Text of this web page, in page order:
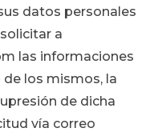
datos personales
a
las informaciones
los mismos, la
de dicha
vía correo